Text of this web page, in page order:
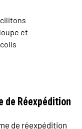
et
de Réexpédition
de réexpédition